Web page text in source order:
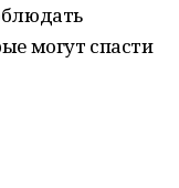
могут спасти